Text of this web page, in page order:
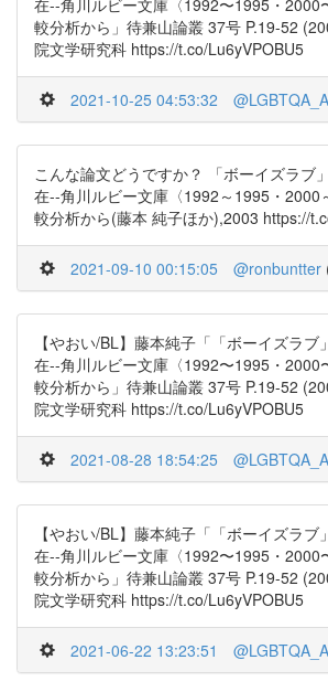
在--角川ルビー文庫〈1992〜1995・2000
較分析から」待兼山論叢 37号 P.19-52
院文学研究科 https://t.co/Lu6yVPOBU5
2021-10-25 04:53:32
こんな論文どうですか？ 「ボーイズラブ
在--角川ルビー文庫〈1992～1995・2000
較分析から(藤本 純子ほか),2003 https://
2021-09-10 00:15:05 @ronbuntter
【やおい/BL】藤本純子「「ボーイズラ
在--角川ルビー文庫〈1992〜1995・2000
較分析から」待兼山論叢 37号 P.19-52
院文学研究科 https://t.co/Lu6yVPOBU5
2021-08-28 18:54:25
【やおい/BL】藤本純子「「ボーイズラ
在--角川ルビー文庫〈1992〜1995・2000
較分析から」待兼山論叢 37号 P.19-52
院文学研究科 https://t.co/Lu6yVPOBU5
2021-06-22 13:23:51